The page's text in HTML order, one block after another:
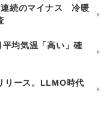
連続のマイナス 冷暖
均気温「高い」確
リース。LLMO時代